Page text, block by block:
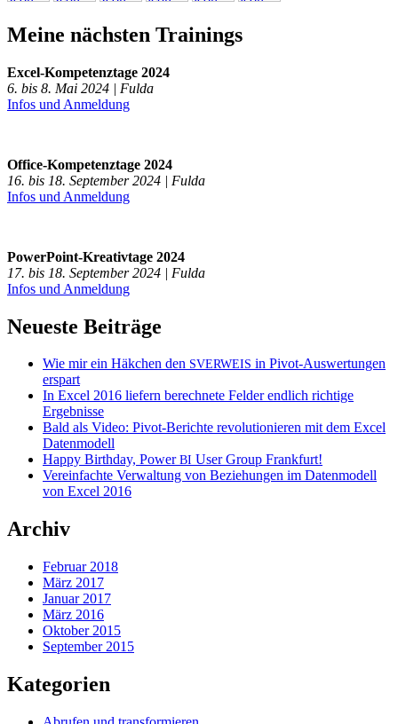
Meine nächsten Trainings
Excel-Kompetenztage 2024
6. bis 8. Mai 2024 | Fulda
Infos und Anmeldung
Office-Kompetenztage 2024
16. bis 18. September 2024 | Fulda
Infos und Anmeldung
PowerPoint-Kreativtage 2024
17. bis 18. September 2024 | Fulda
Infos und Anmeldung
Neueste Beiträge
Wie mir ein Häkchen den SVERWEIS in Pivot-Auswertungen
erspart
In Excel 2016 liefern berechnete Felder endlich richtige
Ergebnisse
Bald als Video: Pivot-Berichte revolutionieren mit dem Excel
Datenmodell
Happy Birthday, PowerBI User Group Frankfurt!
Vereinfachte Verwaltung von Beziehungen im Datenmodell
von Excel 2016
Archiv
Februar 2018
März 2017
Januar 2017
März 2016
Oktober 2015
September 2015
Kategorien